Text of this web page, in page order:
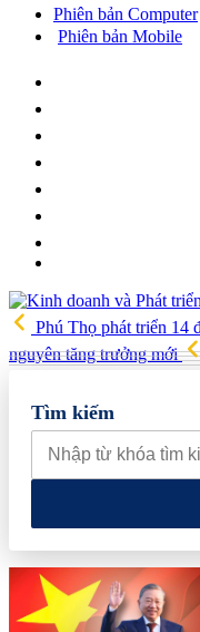
Phiên bản Computer
Phiên bản Mobile
Phú Thọ phát triển 14
nguyên tăng trưởng mới
Show 2026 quy tụ 520
Việt Nam với thế giới
Newtown Diamond được
Huấn Hoa Hồng
và góp vốn ở nhiều doanh
Tìm kiếm